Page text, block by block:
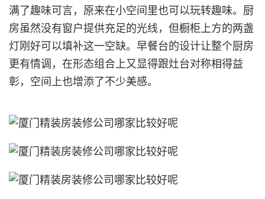
满了趣味可言，原来在小空间里也可以玩转趣味。厨
房虽然没有窗户提供充足的光线，但橱柜上方的两盏
灯刚好可以填补这一空缺。早餐台的设计让整个厨房
更有情调，在形态组合上又显得跟灶台对称相得益
彰，空间上也增添了不少美感。